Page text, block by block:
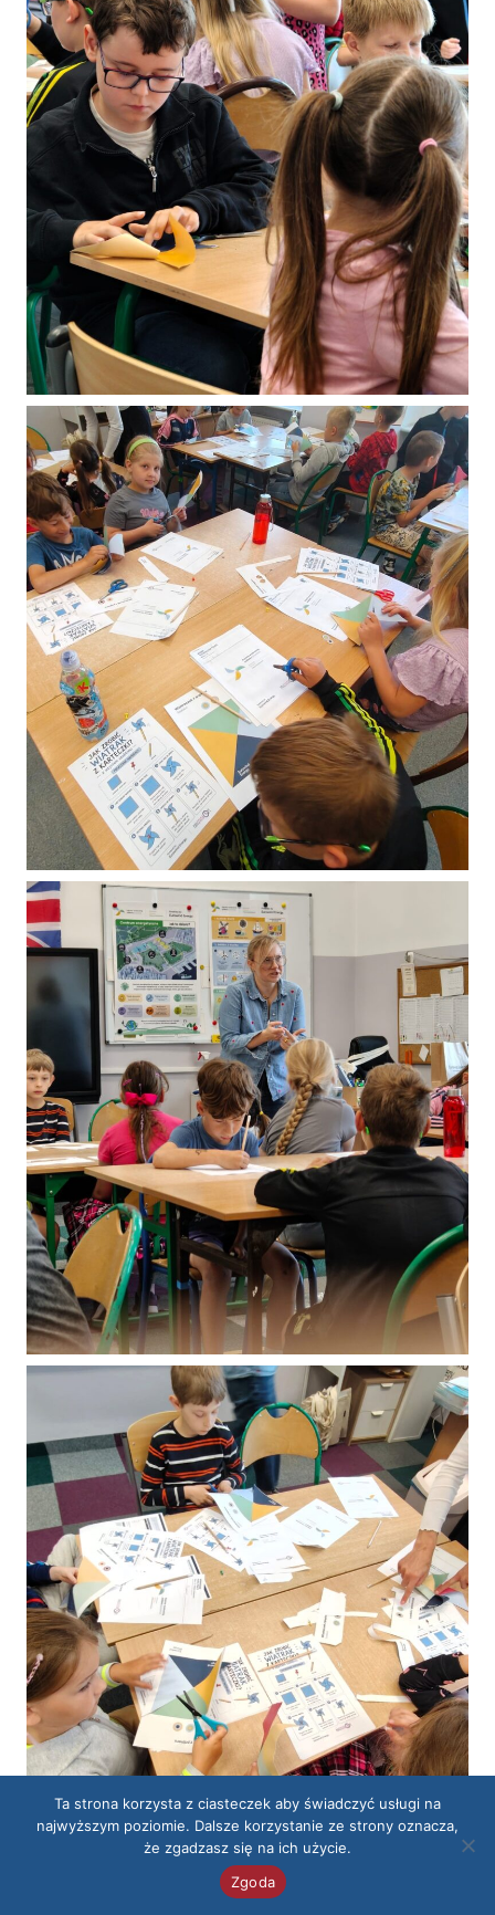
Ta strona korzysta z ciasteczek aby świadczyć usługi na
najwyższym poziomie. Dalsze korzystanie ze strony oznacza,
że zgadzasz się na ich użycie.
Zgoda